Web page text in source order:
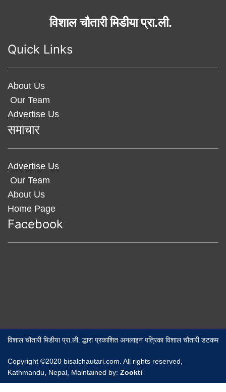
विशाल चौतारी मिडीया प्रा.ली.
Quick Links
About Us
Our Team
Advertise Us
समाचार
Advertise Us
Our Team
About Us
Home Page
Facebook
विशाल चौतारी मिडीया प्रा.ली. द्धारा प्रकाशित अनलाइन पत्रिका विशाल चौतारी डटकम
Copyright ©2020 bisalchautari.com. All rights reserved,
Kathmandu, Nepal, Maintained by: Zookti